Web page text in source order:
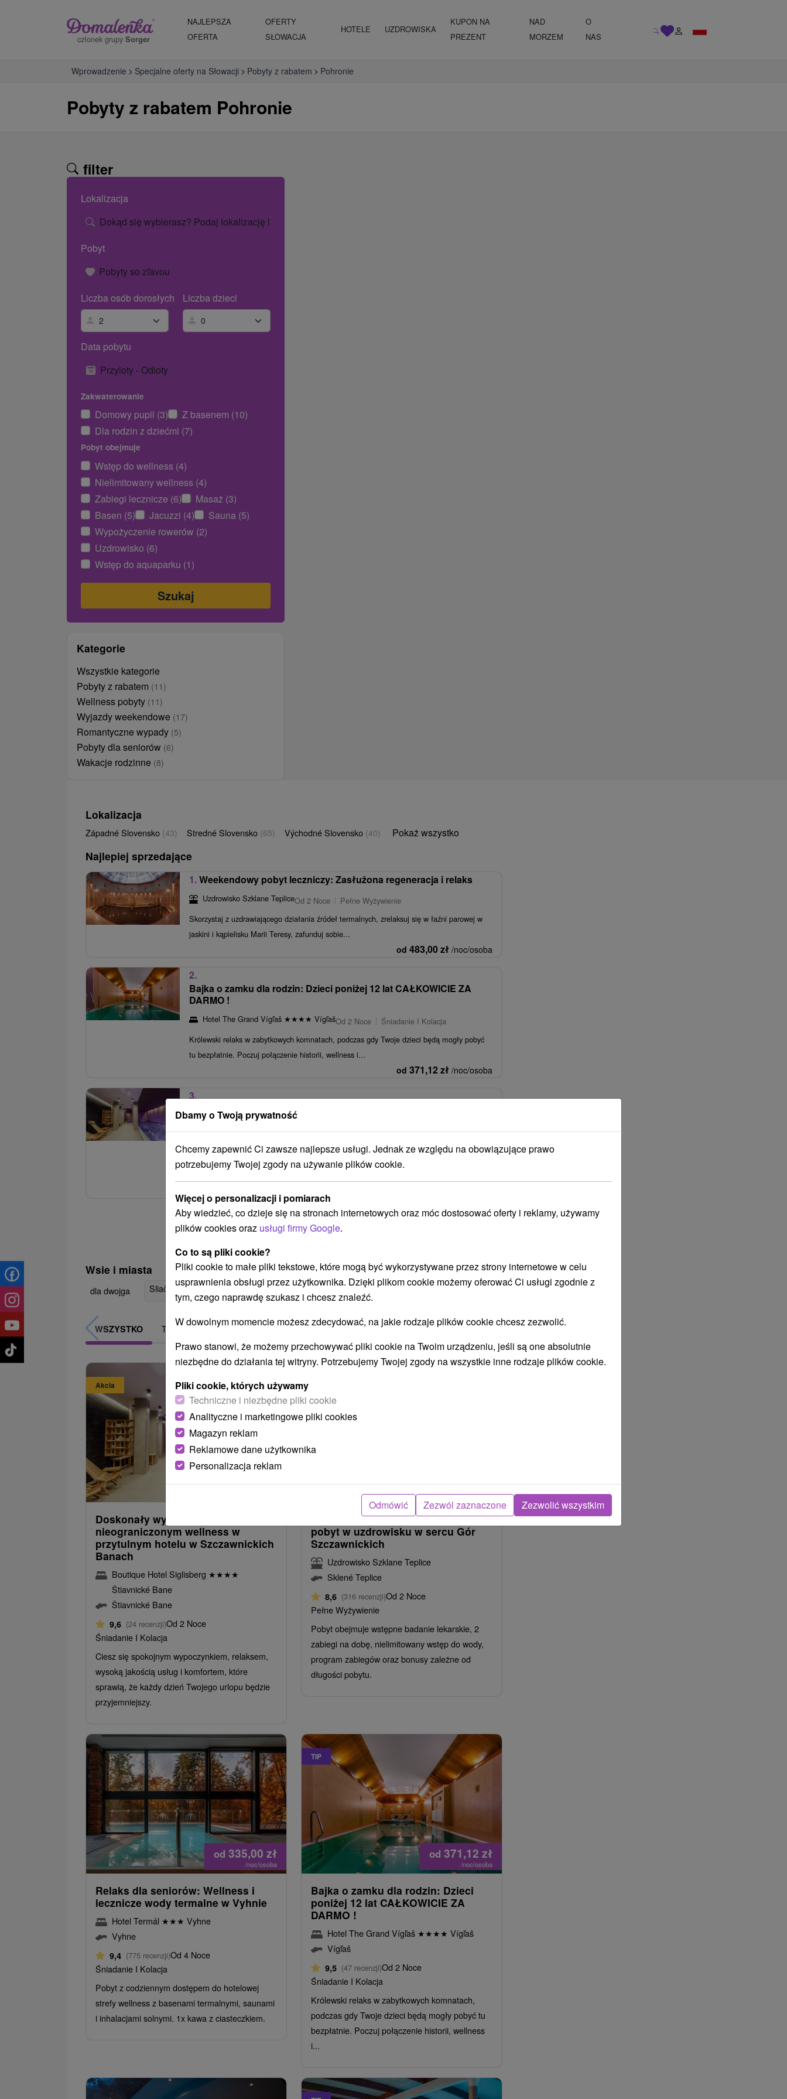
członek grupy Sorger
NAJLEPSZA
OFERTA
OFERTY
SŁOWACJA
HOTELE UZDROWISKA
KUPON NA
PREZENT
NAD
MORZEM
O
NAS
Wprowadzenie Specjalne oferty na Słowacji Pobyty z rabatem Pohronie
Pobyty z rabatem Pohronie
filter
Lokalizacja
Dokąd się wybierasz? Podaj lokalizację lub nazwę hotelu.
Pobyt
Pobyty so zľavou
Liczba osób dorosłych
Liczba dzieci
Data pobytu
Przyloty - Odloty
Zakwaterowanie
Domowy pupil (3)
Z basenem (10)
Dla rodzin z dziećmi (7)
Pobyt obejmuje
Wstęp do wellness (4)
Nielimitowany wellness (4)
Zabiegi lecznicze (6)
Masaż (3)
Basen (5)
Jacuzzi (4)
Sauna (5)
Wypożyczenie rowerów (2)
Uzdrowisko (6)
Wstęp do aquaparku (1)
Kategorie
Wszystkie kategorie
Pobyty z rabatem (11)
Wellness pobyty (11)
Wyjazdy weekendowe (17)
Romantyczne wypady (5)
Pobyty dla seniorów (6)
Wakacje rodzinne (8)
Lokalizacja
Západné Slovensko (43) Stredné Slovensko (65) Východné Slovensko (40) Pokaż wszystko
Najlepiej sprzedające
1.Weekendowy pobyt leczniczy: Zasłużona regeneracja i relaks
Uzdrowisko Szklane TepliceOd 2 Noce
Pełne Wyżywienie
Skorzystaj z uzdrawiającego działania źródeł termalnych, zrelaksuj się w łaźni parowej w
jaskini i kąpielisku Marii Teresy, zafunduj sobie...
od 483,00zł /noc/osoba
2.
Bajka o zamku dla rodzin: Dzieci poniżej 12 lat CAŁKOWICIE ZA
DARMO !
Hotel The Grand Vígľaš ★★★★ VígľašOd 2 Noce
Śniadanie I Kolacja
Królewski relaks w zabytkowych komnatach, podczas gdy Twoje dzieci będą mogły pobyć
tu bezpłatnie. Poczuj połączenie historii, wellness i...
od 371,12 zł /noc/osoba
3.
Doskonały wypoczynek z nieograniczonym wellness w przytulnym
hotelu w Szczawnickich Banach
Ciesz się spokojnym wypoczynkiem, relaksem, wysoką jakością usług i komfortem, które
Zobacz więcej
Wsie i miasta
dla dwojga Sliač (3) Sklené Teplice(3) Vyhne(2) Vígľaš(1) Štiavnické Bane(1) Sielnica(1)
WSZYSTKO TOP - BESTSELLERY NAJTAŃSZE NAJDROŻSZE NA PODSTAWIE OCENY
Akcia
od338,24zł
Doskonały wypoczynek z
nieograniczonym wellness w
przytulnym hotelu w Szczawnickich
Banach
Boutique Hotel Siglisberg ★★★★
Štiavnické Bane
Štiavnické Bane
9,6 (24 recenzji)Od 2 Noce
Śniadanie I Kolacja
Ciesz się spokojnym wypoczynkiem, relaksem,
wysoką jakością usług i komfortem, które
sprawią, że każdy dzień Twojego urlopu będzie
przyjemniejszy.
od367,79zł
/noc/osoba
Domalenka Topka: Wyjątkowy
pobyt w uzdrowisku w sercu Gór
Szczawnickich
Uzdrowisko Szklane Teplice
Sklené Teplice
8,6 (316 recenzji)Od 2 Noce
Pełne Wyżywienie
Pobyt obejmuje wstępne badanie lekarskie, 2
zabiegi na dobę, nielimitowany wstęp do wody,
program zabiegów oraz bonusy zależne od
długości pobytu.
od 335,00 zł
/noc/osoba
Relaks dla seniorów: Wellness i
lecznicze wody termalne w Vyhnie
Hotel Termál ★★★ Vyhne
Vyhne
9,4 (775 recenzji)Od 4 Noce
Śniadanie I Kolacja
Pobyt z codziennym dostępem do hotelowej
strefy wellness z basenami termalnymi, saunami
i inhalacjami solnymi. 1x kawa z ciasteczkiem.
TIP
od 371,12 zł
/noc/osoba
Bajka o zamku dla rodzin: Dzieci
poniżej 12 lat CAŁKOWICIE ZA
DARMO !
Hotel The Grand Vígľaš ★★★★ Vígľaš
Vígľaš
9,5 (47 recenzji)Od 2 Noce
Śniadanie I Kolacja
Królewski relaks w zabytkowych komnatach,
podczas gdy Twoje dzieci będą mogły pobyć tu
bezpłatnie. Poczuj połączenie historii, wellness
i...
Dbamy o Twoją prywatność
Chcemy zapewnić Ci zawsze najlepsze usługi. Jednak ze względu na obowiązujące prawo
potrzebujemy Twojej zgody na używanie plików cookie.
Więcej o personalizacji i pomiarach
Aby wiedzieć, co dzieje się na stronach internetowych oraz móc dostosować oferty i reklamy, używamy
plików cookies oraz usługi firmy Google.
Co to są pliki cookie?
Pliki cookie to małe pliki tekstowe, które mogą być wykorzystywane przez strony internetowe w celu
usprawnienia obsługi przez użytkownika. Dzięki plikom cookie możemy oferować Ci usługi zgodnie z
tym, czego naprawdę szukasz i chcesz znaleźć.
W dowolnym momencie możesz zdecydować, na jakie rodzaje plików cookie chcesz zezwolić.
Prawo stanowi, że możemy przechowywać pliki cookie na Twoim urządzeniu, jeśli są one absolutnie
niezbędne do działania tej witryny. Potrzebujemy Twojej zgody na wszystkie inne rodzaje plików cookie.
Pliki cookie, których używamy
Techniczne i niezbędne pliki cookie
Analityczne i marketingowe pliki cookies
Magazyn reklam
Reklamowe dane użytkownika
Personalizacja reklam
Odmówić Zezwól zaznaczone Zezwolić wszystkim